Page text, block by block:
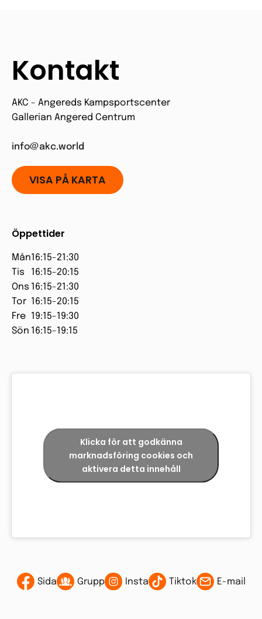
Kontakt
AKC - Angereds Kampsportscenter
Gallerian Angered Centrum
info@akc.world
VISA PÅ KARTA
Öppettider
Mån16:15-21:30
Tis
16:15-20:15
Ons 16:15-21:30
Tor 16:15-20:15
Fre 19:15-19:30
Sön 16:15-19:15
Klicka för att godkänna
marknadsföring cookies och
aktivera detta innehåll
Sida Grupp Insta Tiktok E-mail